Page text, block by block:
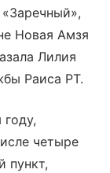
Новая Амзя
Лилия
Раиса РТ.
четыре
пункт,